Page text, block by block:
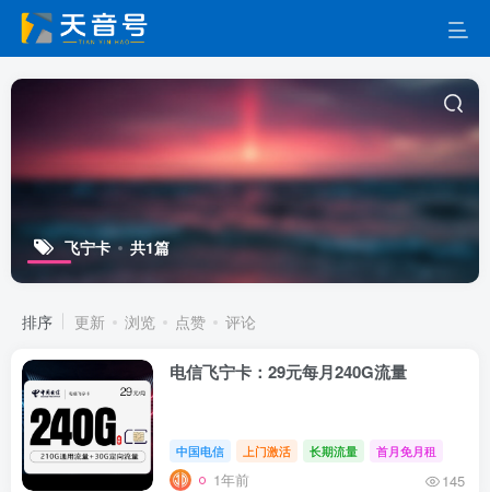
飞宁卡 共1篇
排序 更新 浏览 点赞 评论
电信飞宁卡：29元每月240G流量
中国电信 上门激活 长期流量 首月免月租
1年前 145